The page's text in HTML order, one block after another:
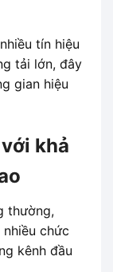
tín hiệu
tải lớn, đây
gian hiệu
khả
thường,
chức
kênh đầu